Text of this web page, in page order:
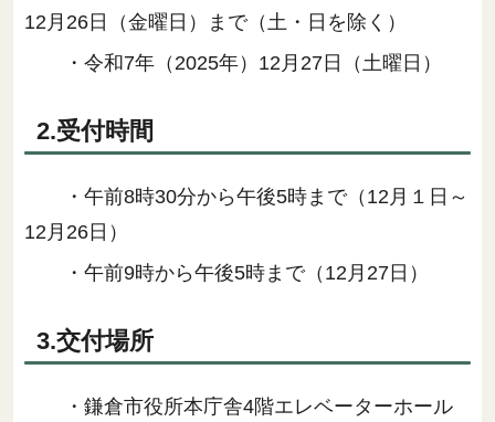
12月26日（金曜日）まで（土・日を除く）
・ 令和7年（2025年）12月27日（土曜日）
2.受付時間
・午前8時30分から午後5時まで（12月１日～
12月26日）
・午前9時から午後5時まで（12月27日）
3.交付場所
・鎌倉市役所本庁舎4階エレベーターホール